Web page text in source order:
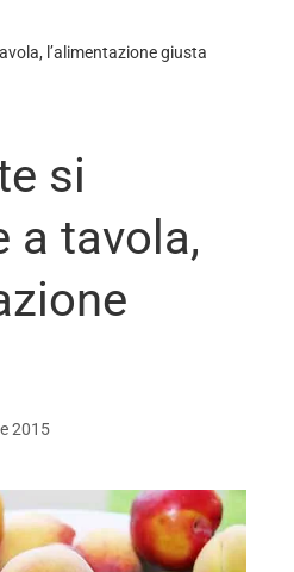
l’alimentazione giusta
si
a tavola,
2015